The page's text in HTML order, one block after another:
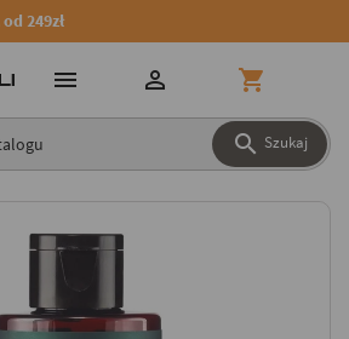
249zł
 Szukaj
  